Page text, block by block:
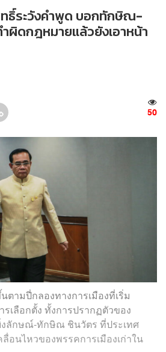
ธิ์ระวังคำพูด บอกทักษิณ-
ผิดกฎหมายแล้วยังเอาหน้า
50
ตามปี่กลองทางการเมืองที่เริ่ม
เลือกตั้ง ทั้งการปรากฏตัวของ
ลักษณ์-ทักษิณ ชินวัตร ที่ประเทศ
อนไหวของพรรคการเมืองเก่าใน